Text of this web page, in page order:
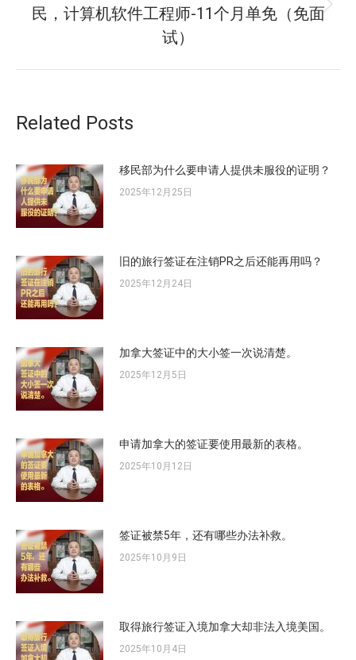
未
来
文
民，计算机软件工程师-11个月单免（免面
试）
Related Posts
移民部为什么要申请人提供未服役的证明？
2025年12月25日
旧的旅行签证在注销PR之后还能再用吗？
2025年12月24日
加拿大签证中的大小签一次说清楚。
2025年12月5日
申请加拿大的签证要使用最新的表格。
2025年10月12日
签证被禁5年，还有哪些办法补救。
2025年10月9日
取得旅行签证入境加拿大却非法入境美国。
2025年10月4日